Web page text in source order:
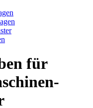
für